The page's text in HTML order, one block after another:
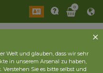
0
Welt und glauben, dass wir sehr
in unserem Arsenal zu haben,
Sie es bitte selbst und